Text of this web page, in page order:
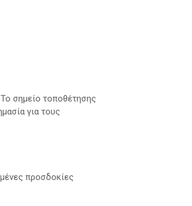
σημείο τοποθέτησης
για τους
προσδοκίες